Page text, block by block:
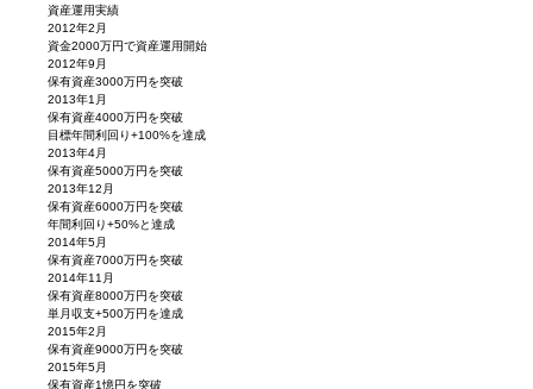
資産運用実績
2012年2月
資金2000万円で資産運用開始
2012年9月
保有資産3000万円を突破
2013年1月
保有資産4000万円を突破
目標年間利回り+100%を達成
2013年4月
保有資産5000万円を突破
2013年12月
保有資産6000万円を突破
年間利回り+50%と達成
2014年5月
保有資産7000万円を突破
2014年11月
保有資産8000万円を突破
単月収支+500万円を達成
2015年2月
保有資産9000万円を突破
2015年5月
保有資産1憶円を突破